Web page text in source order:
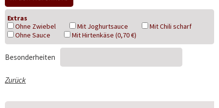
Extras
Ohne Zwiebel
Mit Joghurtsauce
Mit Chili scharf
Ohne Sauce
Mit Hirtenkäse (0,70 €)
Besonderheiten
Zurück